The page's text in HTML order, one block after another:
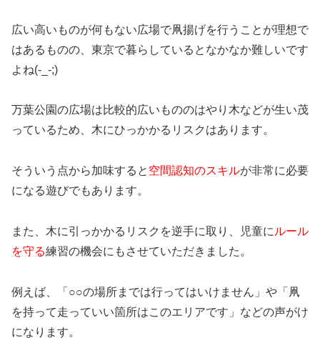
広い高いものが何もない広場で凧揚げを行うことが理想で
はあるものの、東京で暮らしているとなかなか難しいです
よね(-_-;)
万葉公園の広場は比較的広いもののはやり木などが生い茂
っているため、木にひっかかるリスクはあります。
そういう点から加味すると 空間認知のスキルが非常に必要
になる遊びでもあります。
また、木に引っかかるリスクを逆手に取り、児童に ルール
を守る練習の機会にもさせていただきました。
例えば、「○○の場所までは行ってはいけません」や「凧
を持って走っていい箇所はこのエリアです」などの声がけ
になります。